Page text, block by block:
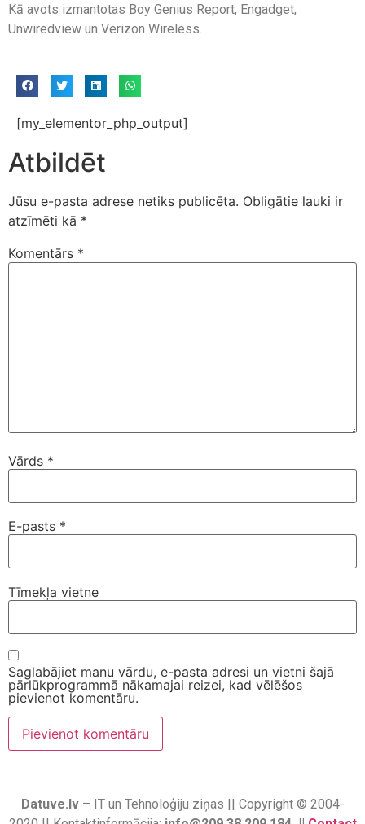
Kā avots izmantotas Boy Genius Report, Engadget,
Unwiredview un Verizon Wireless.
[my_elementor_php_output]
Atbildēt
Jūsu e-pasta adrese netiks publicēta. Obligātie lauki ir
atzīmēti kā *
Komentārs *
Vārds *
E-pasts *
Tīmekļa vietne
Saglabājiet manu vārdu, e-pasta adresi un vietni šajā
pārlūkprogrammā nākamajai reizei, kad vēlēšos
pievienot komentāru.
Datuve.lv– IT un Tehnoloģiju ziņas || Copyright © 2004-